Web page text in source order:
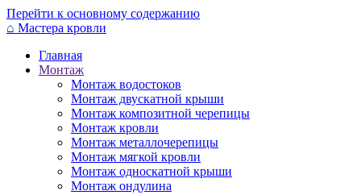
Перейти к основному содержанию
⌂ Мастера кровли
Главная
Монтаж
Монтаж водостоков
Монтаж двускатной крыши
Монтаж композитной черепицы
Монтаж кровли
Монтаж металлочерепицы
Монтаж мягкой кровли
Монтаж односкатной крыши
Монтаж ондулина